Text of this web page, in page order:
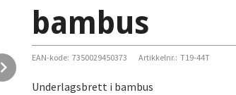
Next
bambus
EAN-kode: 7350029450373 Artikkelnr.: T19-44T
Underlagsbrett i bambus